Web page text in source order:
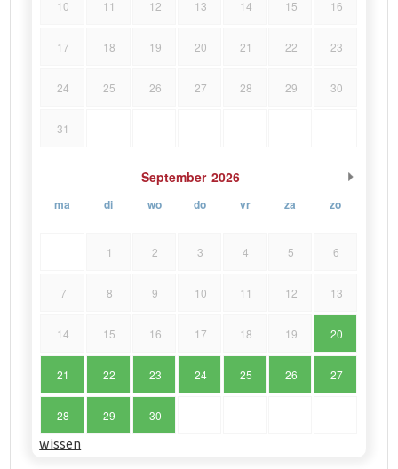
10 11 12 13 14 15 16
17 18 19 20 21 22 23
24 25 26 27 28 29 30
31
September 2026
ma di wo do vr za zo
1 2 3 4 5 6
7 8 9 10 11 12 13
14 15 16 17 18 19 20
21 22 23 24 25 26 27
28 29 30
wissen